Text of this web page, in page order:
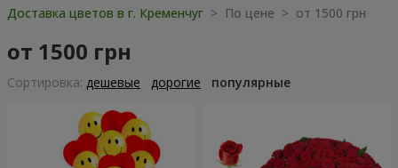
Доставка цветов в г. Кременчуг > По цене > от 1500 грн
от 1500 грн
Cортировка: дешевые дорогие популярные